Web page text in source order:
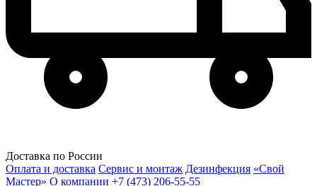
Доставка по России
Оплата и доставка Сервис и монтаж Дезинфекция «Свой
Мастер» О компании +7 (473) 206-55-55